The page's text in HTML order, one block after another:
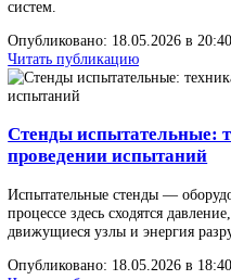
трубопроводных систем.
Опубликовано: 18.05.2026 в
Читать публикацию
Испытания
контроля
Испытания трубопроводной
подтвердить, что изделие
где не должно, и не создаёт